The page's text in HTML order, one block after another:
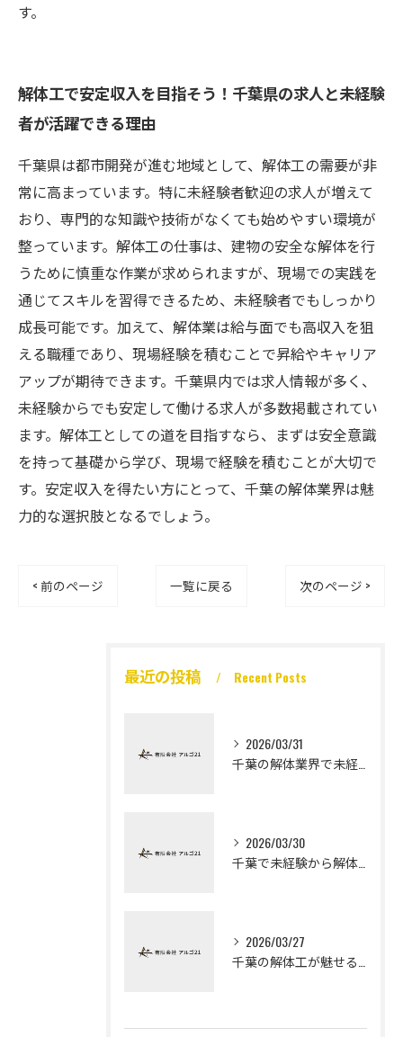
す。
解体工で安定収入を目指そう！千葉県の求人と未経験
者が活躍できる理由
千葉県は都市開発が進む地域として、解体工の需要が非
常に高まっています。特に未経験者歓迎の求人が増えて
おり、専門的な知識や技術がなくても始めやすい環境が
整っています。解体工の仕事は、建物の安全な解体を行
うために慎重な作業が求められますが、現場での実践を
通じてスキルを習得できるため、未経験者でもしっかり
成長可能です。加えて、解体業は給与面でも高収入を狙
える職種であり、現場経験を積むことで昇給やキャリア
アップが期待できます。千葉県内では求人情報が多く、
未経験からでも安定して働ける求人が多数掲載されてい
ます。解体工としての道を目指すなら、まずは安全意識
を持って基礎から学び、現場で経験を積むことが大切で
す。安定収入を得たい方にとって、千葉の解体業界は魅
力的な選択肢となるでしょう。
< 前のページ 一覧に戻る 次のページ >
最近の投稿 Recent Posts
2026/03/31
2026/03/30
2026/03/27